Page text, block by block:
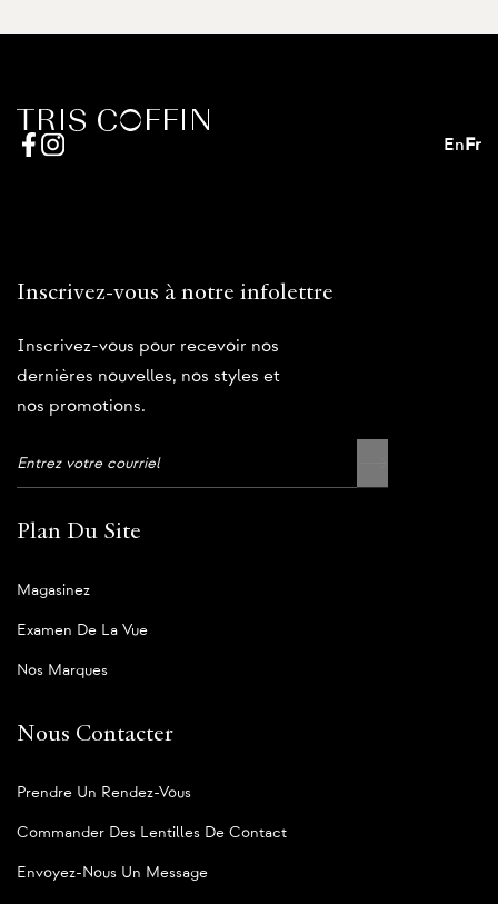
En Fr
Inscrivez-vous à notre infolettre
Inscrivez-vous pour recevoir nos
dernières nouvelles, nos styles et
nos promotions.
Plan Du Site
Magasinez
Examen De La Vue
Nos Marques
Nous Contacter
Prendre Un Rendez-Vous
Commander Des Lentilles De Contact
Envoyez-Nous Un Message